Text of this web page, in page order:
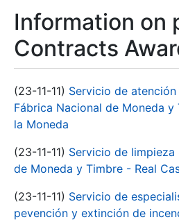
Information on
Contracts
(23-11-11) Servicio de
Fábrica Nacional de Moneda y
la Moneda
(23-11-11) Servicio de limpieza
de Moneda y Timbre - Real
(23-11-11) Servicio de
pevención y extinción de